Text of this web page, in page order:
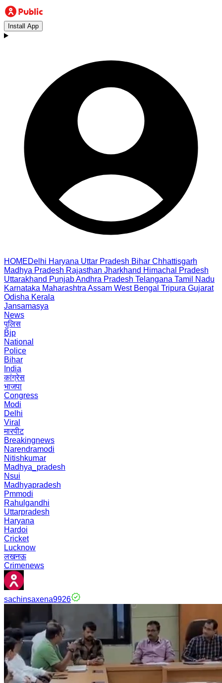
Install App
HOMEDelhi Haryana Uttar Pradesh Bihar Chhattisgarh
Madhya Pradesh Rajasthan Jharkhand Himachal Pradesh
Uttarakhand PunjabAndhra Pradesh Telangana Tamil Nadu
Karnataka Maharashtra Assam West Bengal Tripura Gujarat
Odisha Kerala
Jansamasya
News
पुलिस
Bjp
National
Police
Bihar
India
कांग्रेस
भाजपा
Congress
Modi
Delhi
Viral
मारपीट
Breakingnews
Narendramodi
Nitishkumar
Madhya_pradesh
Nsui
Madhyapradesh
Pmmodi
Rahulgandhi
Uttarpradesh
Haryana
Hardoi
Cricket
Lucknow
लखनऊ
Crimenews
sachinsaxena9926